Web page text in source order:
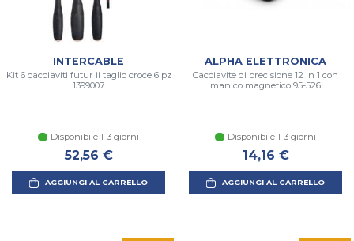
INTERCABLE
Kit 6 cacciaviti futur ii taglio croce 6 pz
1399007
Disponibile 1-3 giorni
52,56 €
AGGIUNGI AL CARRELLO
ALPHA ELETTRONICA
Cacciavite di precisione 12 in 1 con
manico magnetico 95-526
Disponibile 1-3 giorni
14,16 €
AGGIUNGI AL CARRELLO